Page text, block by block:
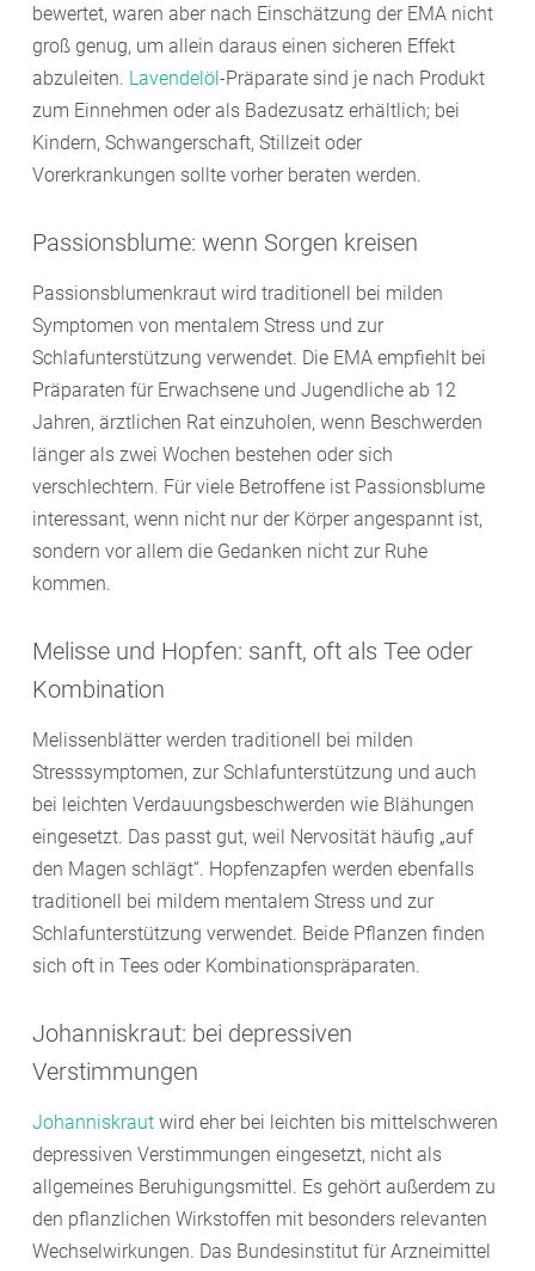
bewertet, waren aber nach Einschätzung der EMA nicht
groß genug, um allein daraus einen sicheren Effekt
abzuleiten. Lavendelöl -Präparate sind je nach Produkt
zum Einnehmen oder als Badezusatz erhältlich; bei
Kindern, Schwangerschaft, Stillzeit oder
Vorerkrankungen sollte vorher beraten werden.
Passionsblume: wenn Sorgen kreisen
Passionsblumenkraut wird traditionell bei milden
Symptomen von mentalem Stress und zur
Schlafunterstützung verwendet. Die EMA empfiehlt bei
Präparaten für Erwachsene und Jugendliche ab 12
Jahren, ärztlichen Rat einzuholen, wenn Beschwerden
länger als zwei Wochen bestehen oder sich
verschlechtern. Für viele Betroffene ist Passionsblume
interessant, wenn nicht nur der Körper angespannt ist,
sondern vor allem die Gedanken nicht zur Ruhe
kommen.
Melisse und Hopfen: sanft, oft als Tee oder
Kombination
Melissenblätter werden traditionell bei milden
Stresssymptomen, zur Schlafunterstützung und auch
bei leichten Verdauungsbeschwerden wie Blähungen
eingesetzt. Das passt gut, weil Nervosität häufig „auf
den Magen schlägt“. Hopfenzapfen werden ebenfalls
traditionell bei mildem mentalem Stress und zur
Schlafunterstützung verwendet. Beide Pflanzen finden
sich oft in Tees oder Kombinationspräparaten.
Johanniskraut: bei depressiven
Verstimmungen
Johanniskraut wird eher bei leichten bis mittelschweren
depressiven Verstimmungen eingesetzt, nicht als
allgemeines Beruhigungsmittel. Es gehört außerdem zu
den pflanzlichen Wirkstoffen mit besonders relevanten
Wechselwirkungen. Das Bundesinstitut für Arzneimittel